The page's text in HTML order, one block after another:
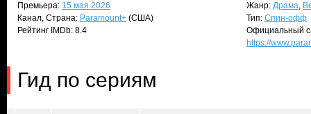
Премьера: 15 мая 2026
Канал, Страна: Paramount+ (США)
Рейтинг IMDb: 8.4
Жанр: Драма,
Тип: Спин-офф
Официальный
https://
Гид по сериям